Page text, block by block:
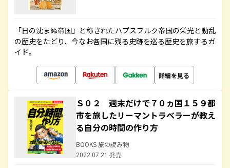
「日の沈まぬ帝国」と称されたハプスブルク帝国の栄光と動乱
の歴史をたどり、今なお各国に残る史跡を巡る歴史を旅するガ
イド。
詳細を見る
Ｓ０２ 週末だけで７０ヵ国１５９都
市を旅したリーマントラベラーが教え
る自分の時間の作り方
BOOKS 旅の読み物
2022.07.21 発売